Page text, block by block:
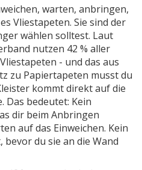
warten, anbringen,
Vliestapeten. Sie sind der
wählen solltest. Laut
nutzen 42 % aller
- und das aus
zu Papiertapeten musst du
kommt direkt auf die
Das bedeutet: Kein
dir beim Anbringen
auf das Einweichen. Kein
bevor du sie an die Wand